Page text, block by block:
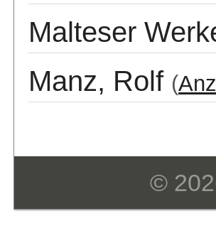
Malteser
Manz, Rolf (
©